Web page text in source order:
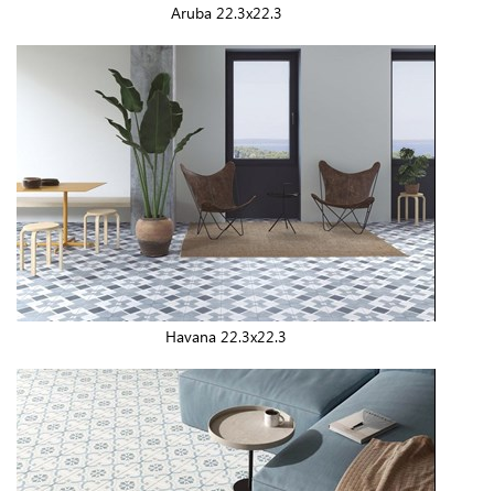
Aruba 22.3x22.3
Havana 22.3x22.3